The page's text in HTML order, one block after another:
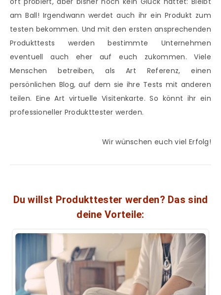
am Ball! Irgendwann werdet auch ihr ein Produkt zum
testen bekommen. Und mit den ersten ansprechenden
Produkttests werden bestimmte Unternehmen
eventuell auch eher auf euch zukommen. Viele
Menschen betreiben, als Art Referenz, einen
persönlichen Blog, auf dem sie ihre Tests mit anderen
teilen. Eine Art virtuelle Visitenkarte. So könnt ihr ein
professioneller Produkttester werden.
Wir wünschen euch viel Erfolg!
Du willst Produkttester werden? Das sind
deine Vorteile: